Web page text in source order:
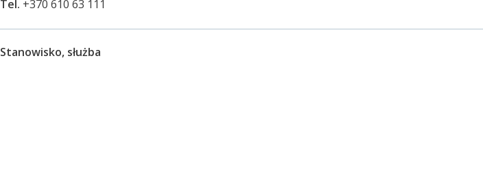
Tel. +370 610 63 111
Stanowisko, służba